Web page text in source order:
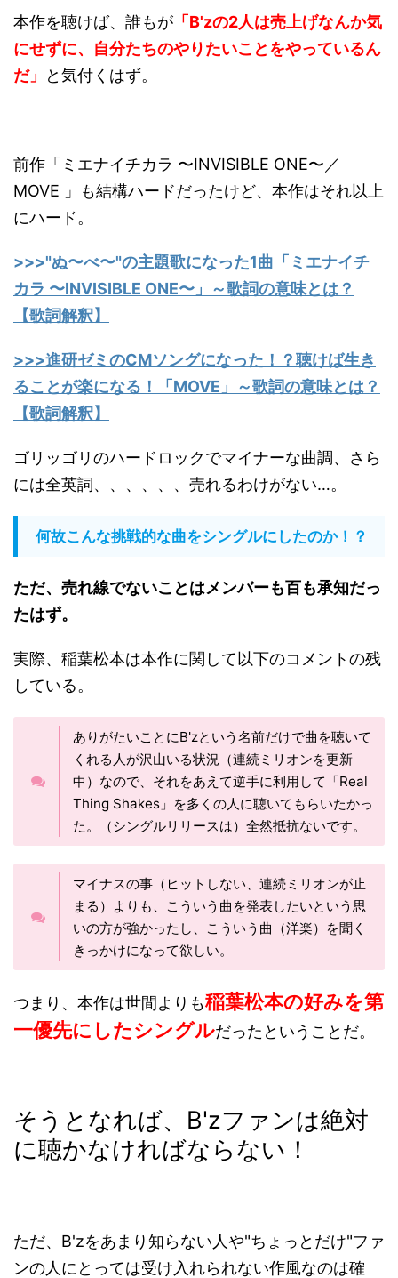
本作を聴けば、誰もが 「B'zの2人は売上げなんか気
にせずに、自分たちのやりたいことをやっているん
だ」
と気付くはず。
前作「ミエナイチカラ 〜INVISIBLE ONE〜／
MOVE 」も結構ハードだったけど、本作はそれ以上
にハード。
>>>"ぬ〜べ〜"の主題歌になった1曲「ミエナイチ
カラ 〜INVISIBLE ONE〜」～歌詞の意味とは？
【歌詞解釈】
>>>進研ゼミのCMソングになった！？聴けば生き
ることが楽になる！「MOVE」～歌詞の意味とは？
【歌詞解釈】
ゴリッゴリのハードロックでマイナーな曲調、さら
には全英詞、、、、、、売れるわけがない…。
何故こんな挑戦的な曲をシングルにしたのか！？
ただ、売れ線でないことはメンバーも百も承知だっ
たはず。
実際、稲葉松本は本作に関して以下のコメントの残
している。
ありがたいことにB'zという名前だけで曲を聴いて
くれる人が沢山いる状況（連続ミリオンを更新
中）なので、それをあえて逆手に利用して「Real
Thing Shakes」を多くの人に聴いてもらいたかっ
た。（シングルリリースは）全然抵抗ないです。
マイナスの事（ヒットしない、連続ミリオンが止
まる）よりも、こういう曲を発表したいという思
いの方が強かったし、こういう曲（洋楽）を聞く
きっかけになって欲しい。
つまり、本作は世間よりも稲葉松本の好みを第
一優先にしたシングルだったということだ。
そうとなれば、B'zファンは絶対
に聴かなければならない！
ただ、B'zをあまり知らない人や"ちょっとだけ"ファ
ンの人にとっては受け入れられない作風なのは確